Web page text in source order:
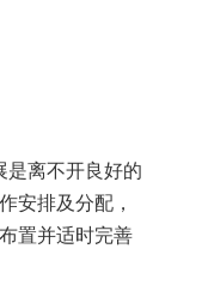
是离不开良好的
安排及分配，
置并适时完善